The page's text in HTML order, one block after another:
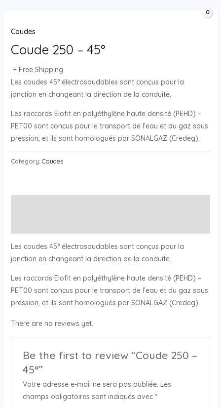
contenuMENU
Coudes
Coude 250 – 45°
+ Free Shipping
Les coudes 45° électrosoudables sont conçus pour la
jonction en changeant la direction de la conduite.
Les raccords Elofit en polyéthylène haute densité (PEHD) –
PET00 sont conçus pour le transport de l’eau et du gaz sous
pression, et ils sont homologués par SONALGAZ (Credeg).
Category: Coudes
Les coudes 45° électrosoudables sont conçus pour la
jonction en changeant la direction de la conduite.
Les raccords Elofit en polyéthylène haute densité (PEHD) –
PET00 sont conçus pour le transport de l’eau et du gaz sous
pression, et ils sont homologués par SONALGAZ (Credeg).
There are no reviews yet.
Be the first to review “Coude 250 –
45°”
Votre adresse e-mail ne sera pas publiée. Les
champs obligatoires sont indiqués avec *